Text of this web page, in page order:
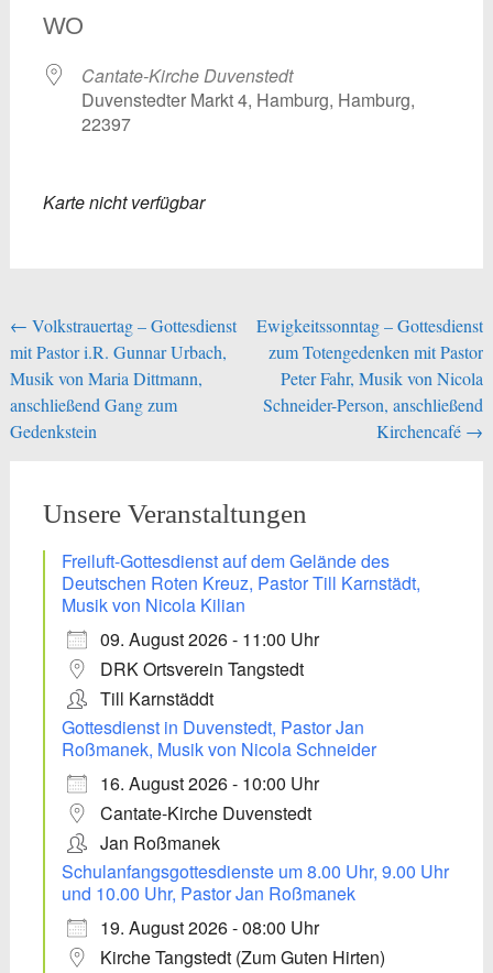
WO
Cantate-Kirche Duvenstedt
Duvenstedter Markt 4, Hamburg, Hamburg,
22397
Karte nicht verfügbar
Beitragsnavigation
← Volkstrauertag – Gottesdienst
mit Pastor i.R. Gunnar Urbach,
Musik von Maria Dittmann,
anschließend Gang zum
Gedenkstein
Ewigkeitssonntag – Gottesdienst
zum Totengedenken mit Pastor
Peter Fahr, Musik von Nicola
Schneider-Person, anschließend
Kirchencafé →
Unsere Veranstaltungen
Freiluft-Gottesdienst auf dem Gelände des
Deutschen Roten Kreuz, Pastor Till Karnstädt,
Musik von Nicola Kilian
09. August 2026 - 11:00 Uhr
DRK Ortsverein Tangstedt
Till Karnstäddt
Gottesdienst in Duvenstedt, Pastor Jan
Roßmanek, Musik von Nicola Schneider
16. August 2026 - 10:00 Uhr
Cantate-Kirche Duvenstedt
Jan Roßmanek
Schulanfangsgottesdienste um 8.00 Uhr, 9.00 Uhr
und 10.00 Uhr, Pastor Jan Roßmanek
19. August 2026 - 08:00 Uhr
Kirche Tangstedt (Zum Guten Hirten)